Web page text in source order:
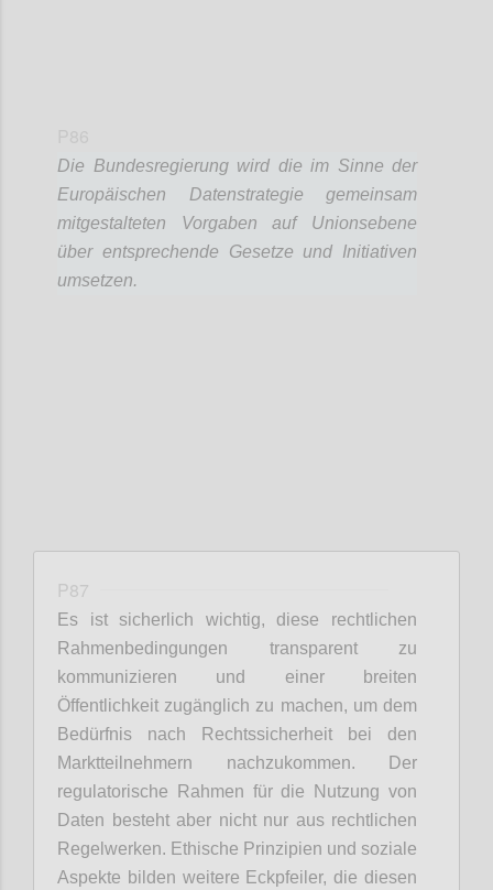
Die Bundesregierung wird die im Sinne der
Europäischen Datenstrategie gemeinsam
mitgestalteten Vorgaben auf Unionsebene
über entsprechende Gesetze und Initiativen
umsetzen.
P87
Es ist sicherlich wichtig, diese rechtlichen
Rahmenbedingungen transparent zu
kommunizieren und einer breiten
Öffentlichkeit zugänglich zu machen, um dem
Bedürfnis nach Rechtssicherheit bei den
Marktteilnehmern nachzukommen. Der
regulatorische Rahmen für die Nutzung von
Daten besteht aber nicht nur aus rechtlichen
Regelwerken. Ethische Prinzipien und soziale
Aspekte bilden weitere Eckpfeiler, die diesen